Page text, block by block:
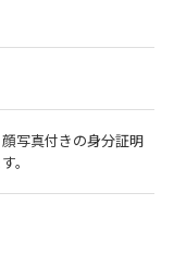
写真付きの身分証明
。